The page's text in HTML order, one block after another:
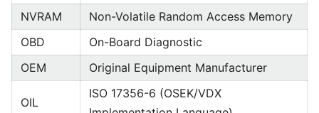
NVRAM
Non-Volatile Random Access Memory
OBD
On-Board Diagnostic
OEM
Original Equipment Manufacturer
OIL
ISO 17356-6 (OSEK/VDX